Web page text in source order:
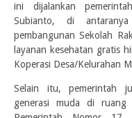
ini dijalankan
Subianto, di
pembangunan Sekolah
layanan kesehatan gratis
Koperasi Desa/Kelurahan
Selain itu, pemerintah
generasi muda di ruang